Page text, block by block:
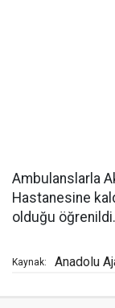
Ambulanslarla
Hastanesine
olduğu öğrenildi.
Kaynak: Anadolu